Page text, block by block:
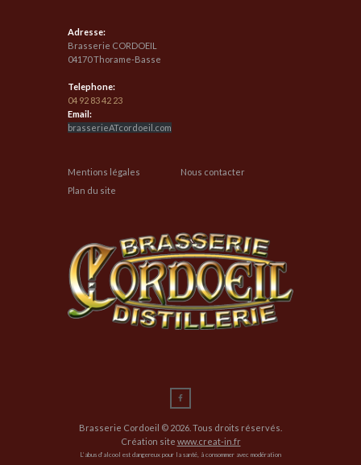
Adresse:
Brasserie CORDOEIL
04170 Thorame-Basse
Telephone:
04 92 83 42 23
Email:
brasserieATcordoeil.com
Mentions légales
Nous contacter
Plan du site
Brasserie Cordoeil © 2026. Tous droits réservés.
Création site www.creat-in.fr
L’abus d’alcool est dangereux pour la santé, à consommer avec modération